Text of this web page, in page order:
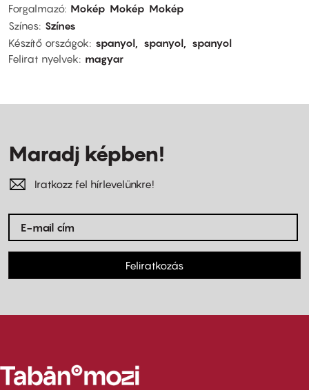
Forgalmazó Mokép Mokép Mokép
Színes Színes
Készítő országok
spanyol spanyol
spanyol
Felirat nyelvek
magyar
Maradj képben!
Iratkozz fel hírlevelünkre!
Feliratkozás